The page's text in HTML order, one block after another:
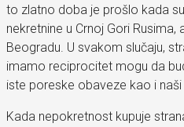
to zlatno doba je prošlo kada
nekretnine u Crnoj Gori
Beogradu. U svakom slučaju,
imamo reciprocitet mogu da
iste poreske obaveze kao i naši
Kada nepokretnost kupuje